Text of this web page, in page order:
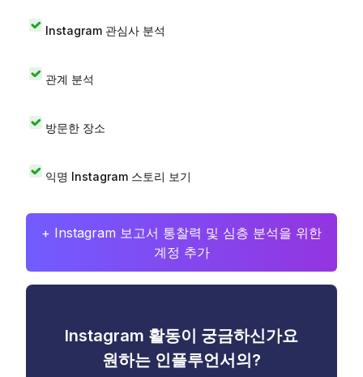
Instagram 관심사 분석
관계 분석
방문한 장소
익명 Instagram 스토리 보기
+ Instagram 보고서 통찰력 및 심층 분석을 위한
계정 추가
Instagram 활동이 궁금하신가요
원하는 인플루언서의?